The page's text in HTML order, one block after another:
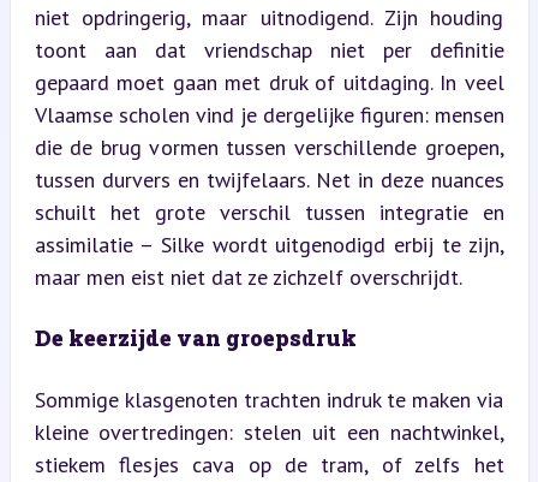
niet opdringerig, maar uitnodigend. Zijn houding
toont aan dat vriendschap niet per definitie
gepaard moet gaan met druk of uitdaging. In veel
Vlaamse scholen vind je dergelijke figuren: mensen
die de brug vormen tussen verschillende groepen,
tussen durvers en twijfelaars. Net in deze nuances
schuilt het grote verschil tussen integratie en
assimilatie – Silke wordt uitgenodigd erbij te zijn,
maar men eist niet dat ze zichzelf overschrijdt.
De keerzijde van groepsdruk
Sommige klasgenoten trachten indruk te maken via
kleine overtredingen: stelen uit een nachtwinkel,
stiekem flesjes cava op de tram, of zelfs het